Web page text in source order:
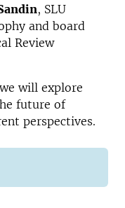
, SLU
and board
Review
will explore
future of
perspectives.